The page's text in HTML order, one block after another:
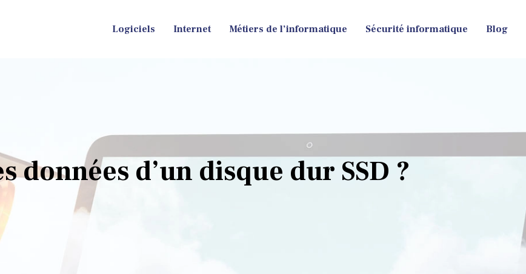
Logiciels Internet Métiers de l’informatique Sécurité informatique Blog
d’un disque dur SSD ?